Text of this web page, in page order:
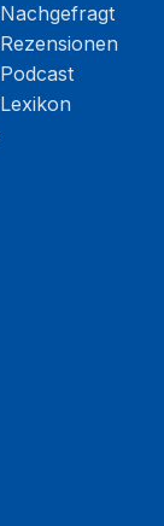
Nachgefragt
Rezensionen
Podcast
Lexikon